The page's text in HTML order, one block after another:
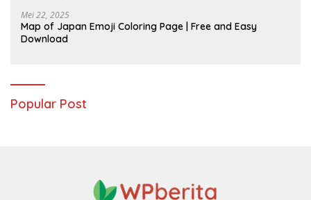
Mei 22, 2025
Map of Japan Emoji Coloring Page | Free and Easy
Download
Popular Post